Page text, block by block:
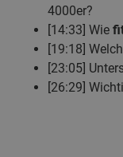
4000er?
[14:33] Wie
[19:18]
[23:05]
[26:29]